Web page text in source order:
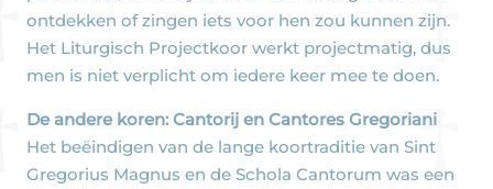
ontdekken of zingen iets voor hen zou kunnen zijn.
Het Liturgisch Projectkoor werkt projectmatig, dus
men is niet verplicht om iedere keer mee te doen.
De andere koren: Cantorij en Cantores Gregoriani
Het beëindigen van de lange koortraditie van Sint
Gregorius Magnus en de Schola Cantorum was een